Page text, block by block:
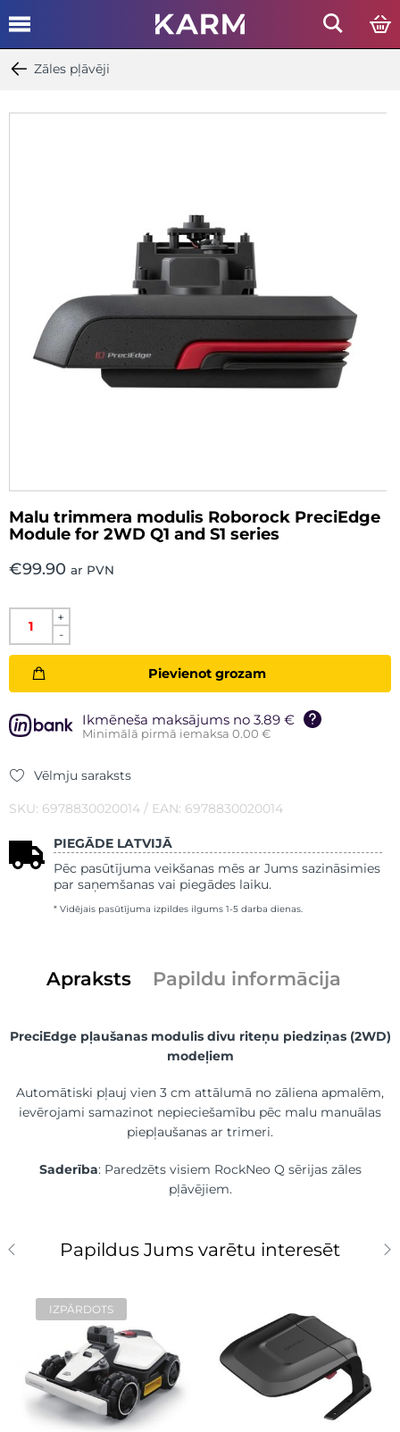
Zāles pļāvēji
Malu trimmera modulis Roborock PreciEdge
Module for 2WD Q1 and S1 series
€99.90 ar PVN
+
-
Pievienot grozam
Ikmēneša maksājums no 3.89 €
Minimālā pirmā iemaksa 0.00 €
Vēlmju saraksts
SKU: 6978830020014 / EAN: 6978830020014
PIEGĀDE LATVIJĀ
Pēc pasūtījuma veikšanas mēs ar Jums sazināsimies
par saņemšanas vai piegādes laiku.
* Vidējais pasūtījuma izpildes ilgums 1-5 darba dienas.
Apraksts Papildu informācija
PreciEdge pļaušanas modulis divu riteņu piedziņas (2WD)
modeļiem
Automātiski pļauj vien 3 cm attālumā no zāliena apmalēm,
ievērojami samazinot nepieciešamību pēc malu manuālas
piepļaušanas ar trimeri.
Saderība: Paredzēts visiem RockNeo Q sērijas zāles
pļāvējiem.
Papildus Jums varētu interesēt
IZPĀRDOTS